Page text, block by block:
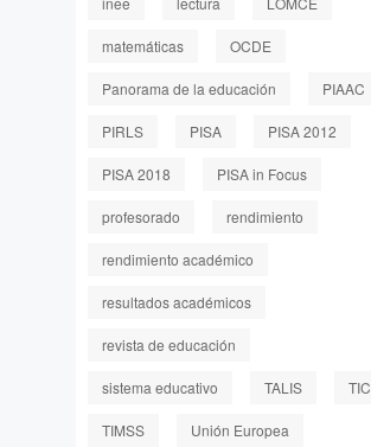
matemáticas OCDE
Panorama de la educación PIAAC
PIRLS PISA PISA 2012
PISA 2018 PISA in Focus
profesorado rendimiento
rendimiento académico
resultados académicos
revista de educación
sistema educativo TALIS TIC
TIMSS Unión Europea